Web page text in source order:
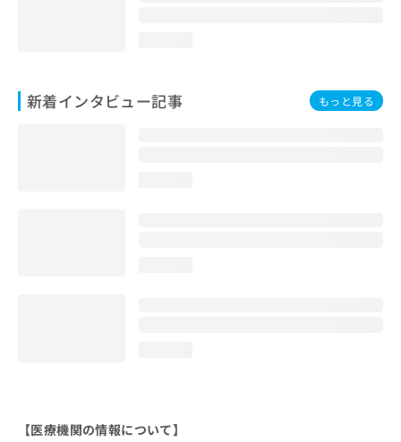
新着インタビュー記事 もっと見る
【医療機関の情報について】